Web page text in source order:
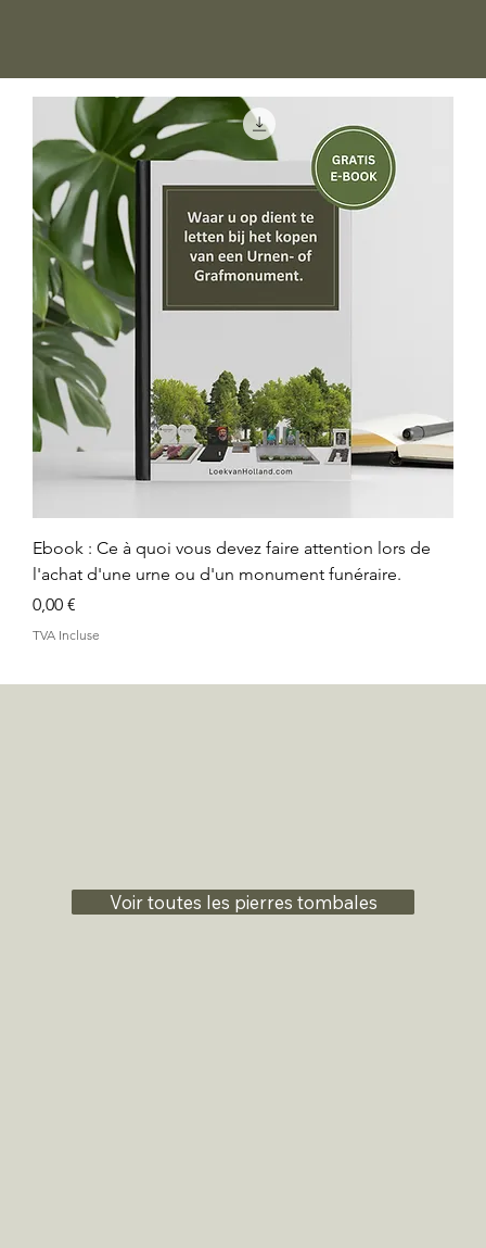
Ebook : Ce à quoi vous devez faire attention lors de
l'achat d'une urne ou d'un monument funéraire.
Prix
0,00 €
TVA Incluse
Voir toutes les pierres tombales